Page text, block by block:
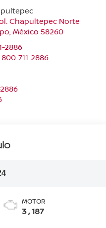
Chapultepec Norte
, México 58260
2886
800-711-2886
MOTOR
3 , 187